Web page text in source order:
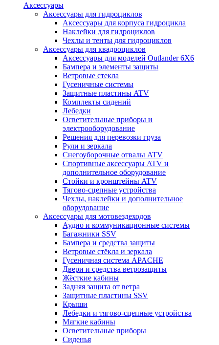
Аксессуары
Аксессуары для гидроциклов
Аксессуары для корпуса гидроцикла
Наклейки для гидроциклов
Чехлы и тенты для гидроциклов
Аксессуары для квадроциклов
Аксессуары для моделей Outlander 6X6
Бампера и элементы защиты
Ветровые стекла
Гусеничные системы
Защитные пластины ATV
Комплекты сидений
Лебедки
Осветительные приборы и
электрооборудование
Решения для перевозки груза
Рули и зеркала
Снегоуборочные отвалы ATV
Спортивные аксессуары ATV и
дополнительное оборудование
Стойки и кронштейны ATV
Тягово-сцепные устройства
Чехлы, наклейки и дополнительное
оборудование
Аксессуары для мотовездеходов
Аудио и коммуникационные системы
Багажники SSV
Бампера и средства защиты
Ветровые стёкла и зеркала
Гусеничная система APACHE
Двери и средства ветрозащиты
Жёсткие кабины
Задняя защита от ветра
Защитные пластины SSV
Крыши
Лебедки и тягово-сцепные устройства
Мягкие кабины
Осветительные приборы
Сиденья